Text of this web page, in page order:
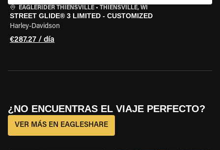
EAGLERIDER THIENSVILLE • THIENSVILLE, WI
STREET GLIDE® 3 LIMITED - CUSTOMIZED
Harley-Davidson
€287.27 / día
¿NO ENCUENTRAS EL VIAJE PERFECTO?
VER MÁS EN EAGLESHARE